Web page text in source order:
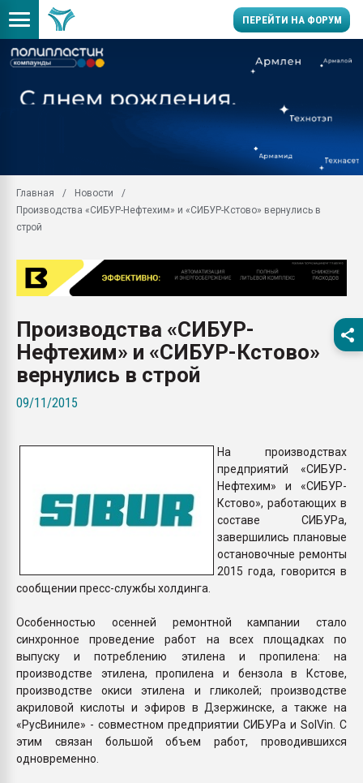
ПЕРЕЙТИ НА ФОРУМ
заводу пластмасс"
28.07.2026
первый план в
28.07.2026
ситуацией на
Главная
Новости
Производства «СИБУР-Нефтехим» и «СИБУР-Кстово» вернулись в
строй
Производства «СИБУР-
Нефтехим» и «СИБУР-Кстово»
вернулись в строй
09/11/2015
На производствах
предприятий «СИБУР-
Нефтехим» и «СИБУР-
Кстово», работающих в
составе СИБУРа,
завершились плановые
остановочные ремонты
2015 года, говорится в
сообщении пресс-службы холдинга.
Особенностью осенней ремонтной кампании стало
синхронное проведение работ на всех площадках по
выпуску и потреблению этилена и пропилена: на
производстве этилена, пропилена и бензола в Кстове,
производстве окиси этилена и гликолей; производстве
акриловой кислоты и эфиров в Дзержинске, а также на
«РусВиниле» - совместном предприятии СИБУРа и SolVin. С
этим связан большой объем работ, проводившихся
одновременно.